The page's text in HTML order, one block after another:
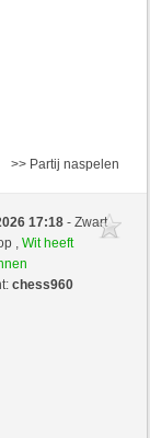
>> Partij naspelen
17:18- Zwart
,Wit heeft
chess960